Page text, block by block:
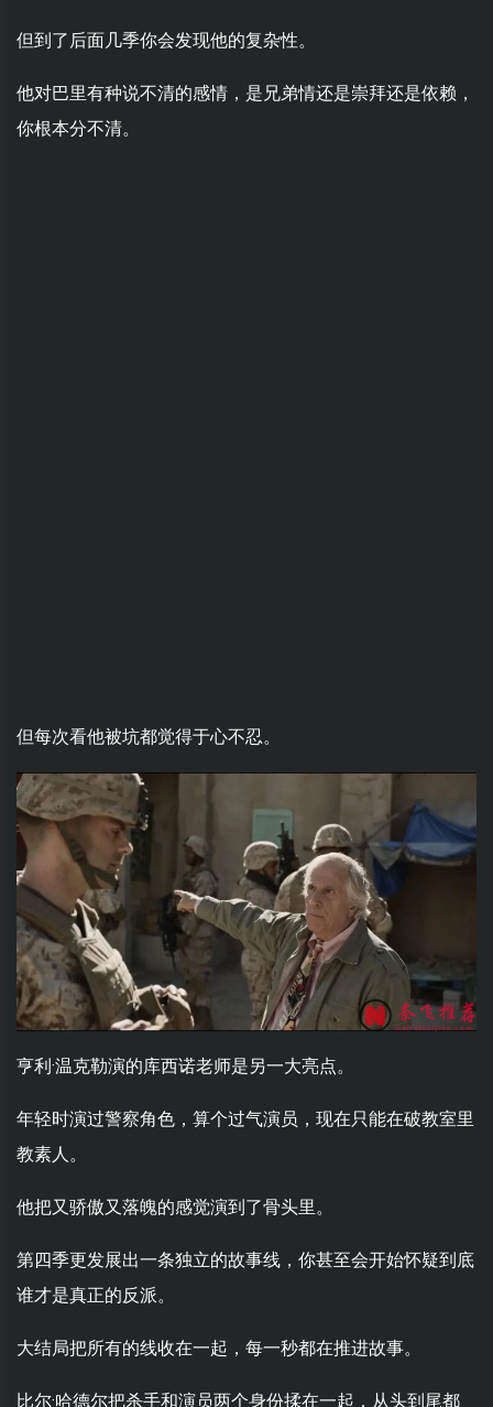
但到了后面几季你会发现他的复杂性。
他对巴里有种说不清的感情，是兄弟情还是崇拜还是依赖，
你根本分不清。
但每次看他被坑都觉得于心不忍。
亨利·温克勒演的库西诺老师是另一大亮点。
年轻时演过警察角色，算个过气演员，现在只能在破教室里
教素人。
他把又骄傲又落魄的感觉演到了骨头里。
第四季更发展出一条独立的故事线，你甚至会开始怀疑到底
谁才是真正的反派。
大结局把所有的线收在一起，每一秒都在推进故事。
比尔·哈德尔把杀手和演员两个身份揉在一起，从头到尾都